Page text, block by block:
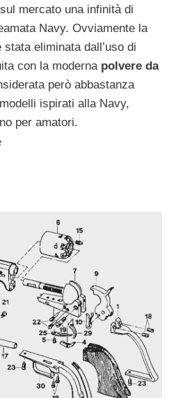
mercato una infinità di
Navy. Ovviamente la
eliminata dall’uso di
con la moderna polvere da
però abbastanza
ispirati alla Navy,
per amatori.